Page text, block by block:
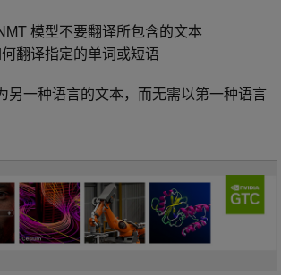
模型不要翻译所包含的文本
翻译指定的单词或短语
另一种语言的文本，而无需以第一种语言